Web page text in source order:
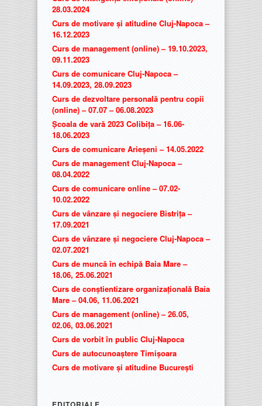
28.03.2024
Curs de motivare și atitudine Cluj-Napoca –
16.12.2023
Curs de management (online) – 19.10.2023,
09.11.2023
Curs de comunicare Cluj-Napoca –
14.09.2023, 28.09.2023
Curs de dezvoltare personală pentru copii
(online) – 07.07 – 06.08.2023
Școala de vară 2023 Colibița – 16.06-
18.06.2023
Curs de comunicare Arieșeni – 14.05.2022
Curs de management Cluj-Napoca –
08.04.2022
Curs de comunicare online – 07.02-
10.02.2022
Curs de vânzare și negociere Bistrița –
17.09.2021
Curs de vânzare și negociere Cluj-Napoca –
02.07.2021
Curs de muncă în echipă Baia Mare –
18.06, 25.06.2021
Curs de conștientizare organizațională Baia
Mare – 04.06, 11.06.2021
Curs de management (online) – 26.05,
02.06, 03.06.2021
Curs de vorbit în public Cluj-Napoca
Curs de autocunoaștere Timișoara
Curs de motivare și atitudine București